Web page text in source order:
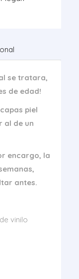
se tratara,
de edad!
piel
al de un
encargo, la
antes.
vinilo